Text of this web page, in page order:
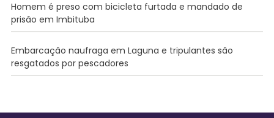
Homem é preso com bicicleta furtada e mandado de
prisão em Imbituba
Embarcação naufraga em Laguna e tripulantes são
resgatados por pescadores